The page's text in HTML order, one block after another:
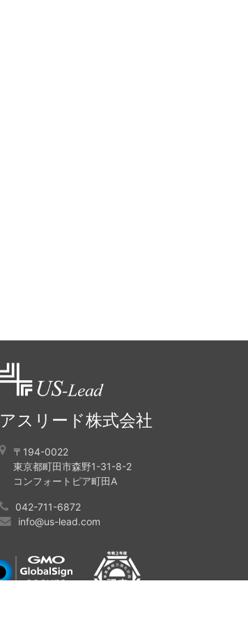
アスリード株式会社
〒194-0022
東京都町田市森野1-31-8-2
コンフォートピア町田A
042-711-6872
info@us-lead.com